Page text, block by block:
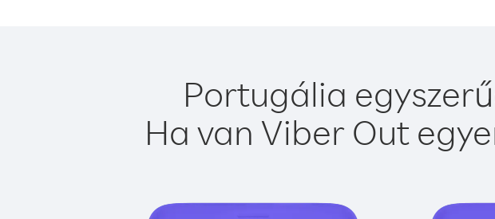
Portugália
Ha van Viber Out